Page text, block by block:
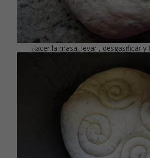
Hacer la masa, levar , desgasificar